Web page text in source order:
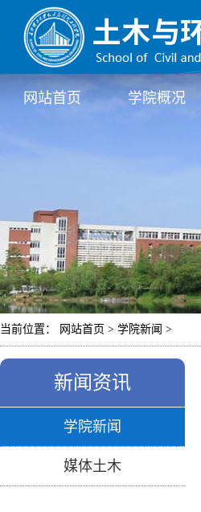
网站首页 学院概况
当前位置： 网站首页 > 学院新闻 >
新闻资讯
学院新闻
媒体土木